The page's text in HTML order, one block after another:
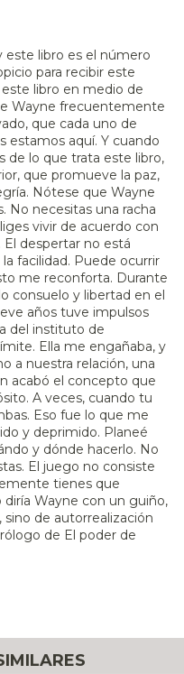
este libro es el número
para recibir este
libro en medio de
Wayne frecuentemente
que cada uno de
estamos aquí. Y cuando
de lo que trata este libro,
que promueve la paz,
Nótese que Wayne
No necesitas una racha
vivir de acuerdo con
despertar no está
facilidad. Puede ocurrir
me reconforta. Durante
consuelo y libertad en el
años tuve impulsos
del instituto de
Ella me engañaba, y
a nuestra relación, una
acabó el concepto que
A veces, cuando tu
Eso fue lo que me
y deprimido. Planeé
y dónde hacerlo. No
El juego no consiste
tienes que
Wayne con un guiño,
de autorrealización
de El poder de